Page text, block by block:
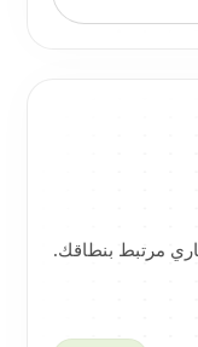
مرتبط بنطاقك.